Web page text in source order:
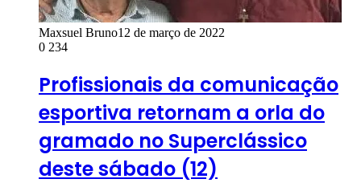
Maxsuel Bruno12 de março de 2022
0 234
Profissionais da comunicação
esportiva retornam a orla do
gramado no Superclássico
deste sábado (12)